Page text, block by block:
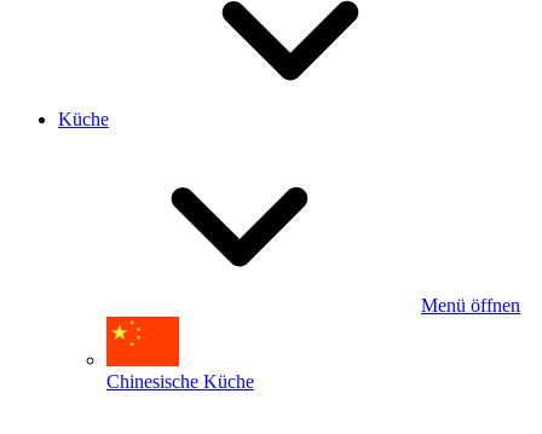
Küche
Menü öffnen
Chinesische Küche